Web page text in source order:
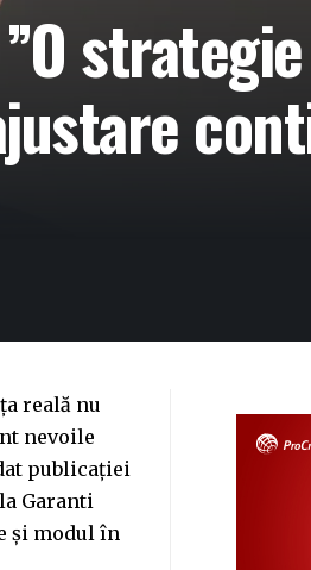
reală nu
nevoile
publicației
Garanti
și modul în